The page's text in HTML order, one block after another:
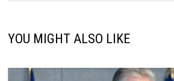
YOU MIGHT ALSO LIKE